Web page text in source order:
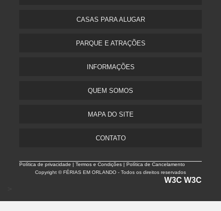
CASAS PARA ALUGAR
PARQUE E ATRAÇÕES
INFORMAÇÕES
QUEM SOMOS
MAPA DO SITE
CONTATO
Política de privacidade |Termos e Condições | Política de Cancelamento
Copyright © FÉRIAS EM ORLANDO - Todos os direitos reservados
W3C W3C